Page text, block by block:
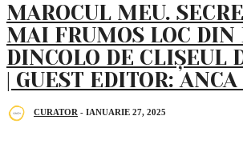
MAROCUL MEU.
MAI FRUMOS LOC DIN
DINCOLO DE CLIȘEUL
| GUEST EDITOR: ANCA
CURATOR - IANUARIE 27, 2025